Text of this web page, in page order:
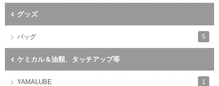
グッズ
バッグ 5
ケミカル＆油類、タッチアップ等
YAMALUBE 1